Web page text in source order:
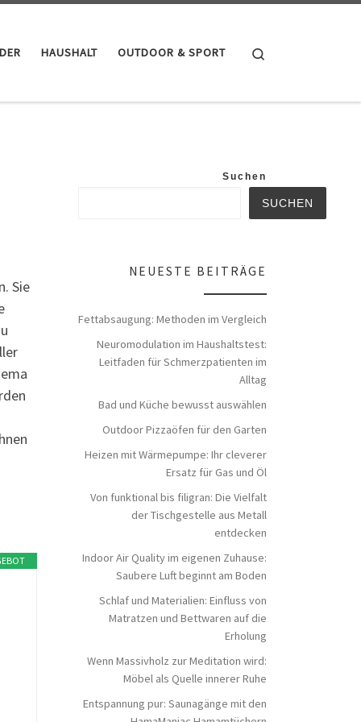
HAUSHALT OUTDOOR & SPORT
Sie
Suchen
SUCHEN
NEUESTE BEITRÄGE
Fettabsaugung: Methoden im Vergleich
Neuromodulation im Haushaltstest:
Leitfaden für Schmerzpatienten im
Alltag
Bad und Küche bewusst auswählen
Outdoor Pizzaöfen für den Garten
Heizen mit Wärmepumpe: Ihr cleverer
Ersatz für Gas und Öl
Von funktional bis filigran: Die Vielfalt
der Tischgestelle aus Metall
entdecken
Indoor Air Quality im eigenen Zuhause:
Saubere Luft beginnt am Boden
Schlaf und Materialien: Einfluss von
Matratzen und Bettwaren auf die
Erholung
Wenn Massivholz zur Meditation wird:
Möbel als Quelle innerer Ruhe
Entspannung pur: Saunagänge mit den